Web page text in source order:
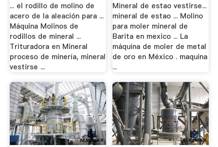
... el rodillo de molino de
acero de la aleación para ...
Máquina Molinos de
rodillos de mineral ...
Trituradora en Mineral
proceso de minería, mineral
vestirse ...
Mineral de estao vestirse...
mineral de estao ... Molino
para moler mineral de
Barita en mexico ... La
máquina de moler de metal
de oro en México . maquina
...